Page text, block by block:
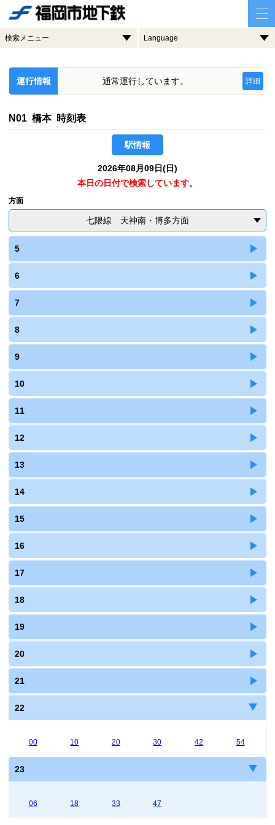
検索メニュー Language
運行情報 通常運行しています。 詳細
N01 橋本 時刻表
駅情報
2026年08月09日(日)
本日の日付で検索しています。
方面
七隈線 天神南・博多方面
5
6
7
8
9
10
11
12
13
14
15
16
17
18
19
20
21
22
00 10 20 30 42 54
23
06 18 33 47